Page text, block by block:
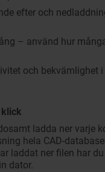
efter och
– använd hur
och bekvämlighet
ladda ner varje
hela CAD-
laddat ner filen har
dator.